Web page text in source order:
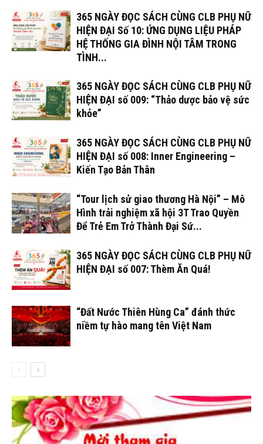
365 NGÀY ĐỌC SÁCH CÙNG CLB PHỤ NỮ
HIỆN ĐẠI Số 10: ỨNG DỤNG LIỆU PHÁP
HỆ THỐNG GIA ĐÌNH NỘI TÂM TRONG
TÌNH...
365 NGÀY ĐỌC SÁCH CÙNG CLB PHỤ NỮ
HIỆN ĐẠI số 009: “Thảo dược bảo vệ sức
khỏe”
365 NGÀY ĐỌC SÁCH CÙNG CLB PHỤ NỮ
HIỆN ĐẠI số 008: Inner Engineering –
Kiến Tạo Bản Thân
“Tour lịch sử giao thương Hà Nội” – Mô
Hình trải nghiệm xã hội 3T Trao Quyền
Để Trẻ Em Trở Thành Đại Sứ...
365 NGÀY ĐỌC SÁCH CÙNG CLB PHỤ NỮ
HIỆN ĐẠI số 007: Thèm Ăn Quá!
“Đất Nước Thiên Hùng Ca” đánh thức
niềm tự hào mang tên Việt Nam